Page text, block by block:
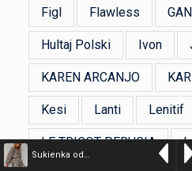
Sukienka odcinana w pasie z falbankami beżowa w cętki – AMAYA by Marsala
Figl Flawless
Hultaj Polski Ivon
KAREN ARCANJO
Kesi Lanti Lenitif
LE TRICOT PERUGIA